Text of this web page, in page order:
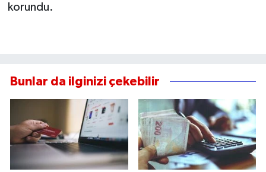
korundu.
Bunlar da ilginizi çekebilir